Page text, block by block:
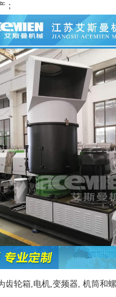
；
齿轮箱,电机,变频器, 机筒和